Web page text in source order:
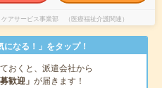
アサービス事業部 （医療福祉介護関連）
なる！」をタップ！
おくと、派遣会社から
歓迎」 が届きます！